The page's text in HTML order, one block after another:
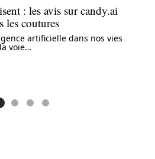
: les avis sur candy.ai
les coutures
artificielle dans nos vies
voie…